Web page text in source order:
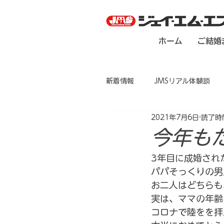
ホーム ご結婚
新着情報 JMSリアル体験談
今年も
2021年7月6日 読了
3年目に成婚され
パパそっくりの
お二人はどちら
実は、ママの年
コロナで陸をを